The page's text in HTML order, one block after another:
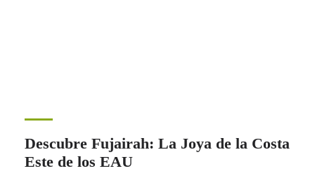
Descubre Fujairah: La Joya de la Costa
Este de los EAU